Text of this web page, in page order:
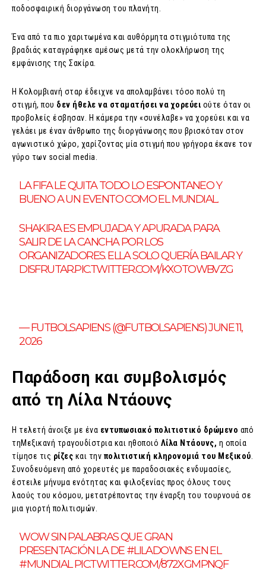
ποδοσφαιρική διοργάνωση του πλανήτη.
Ένα από τα πιο χαριτωμένα και αυθόρμητα στιγμιότυπα της
βραδιάς καταγράφηκε αμέσως μετά την ολοκλήρωση της
εμφάνισης της Σακίρα.
Η Κολομβιανή σταρ έδειχνε να απολαμβάνει τόσο πολύ τη
στιγμή, που δεν ήθελε να σταματήσει να χορεύει ούτε όταν οι
προβολείς έσβησαν. Η κάμερα την «συνέλαβε» να χορεύει και να
γελάει με έναν άνθρωπο της διοργάνωσης που βρισκόταν στον
αγωνιστικό χώρο, χαρίζοντας μία στιγμή που γρήγορα έκανε τον
γύρο των social media.
LA FIFA LE QUITA TODO LO ESPONTANEO Y
BUENO A UN EVENTO COMO EL MUNDIAL.
SHAKIRA ES EMPUJADA Y APURADA PARA
SALIR DE LA CANCHA POR LOS
ORGANIZADORES. ELLA SOLO QUERÍA BAILAR Y
DISFRUTAR.PIC.TWITTER.COM/KXOTOWBVZG
— FUTBOLSAPIENS (@FUTBOLSAPIENS) JUNE 11,
2026
Παράδοση και συμβολισμός
από τη Λίλα Ντάουνς
Η τελετή άνοιξε με ένα εντυπωσιακό πολιτιστικό δρώμενο από
τηΜεξικανή τραγουδίστρια και ηθοποιό Λίλα Ντάουνς, η οποία
τίμησε τις ρίζες και την πολιτιστική κληρονομιά του Μεξικού.
Συνοδευόμενη από χορευτές με παραδοσιακές ενδυμασίες,
έστειλε μήνυμα ενότητας και φιλοξενίας προς όλους τους
λαούς του κόσμου, μετατρέποντας την έναρξη του τουρνουά σε
μια γιορτή πολιτισμών.
WOW SIN PALABRAS QUE GRAN
PRESENTACIÓN LA DE #LILADOWNS EN EL
#MUNDIALPIC.TWITTER.COM/872XGMPNQF